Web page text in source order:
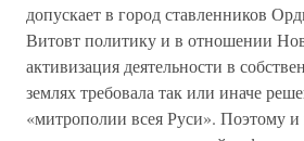
допускает в город ставленников
Витовт политику и в отношении
активизация деятельности в
землях требовала так или иначе
«митрополии всея Руси». Поэтому